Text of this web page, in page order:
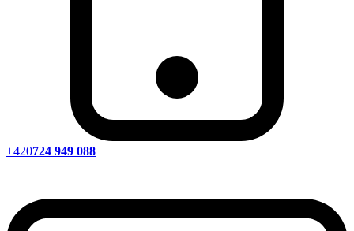
+420724 949 088